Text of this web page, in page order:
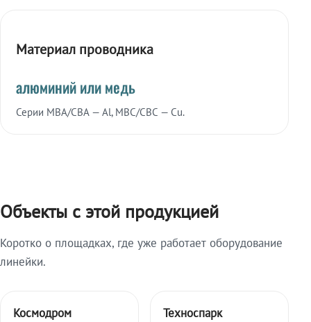
Материал проводника
алюминий или медь
Серии МВА/СВА — Al, МВС/СВС — Cu.
Объекты с этой продукцией
Коротко о площадках, где уже работает оборудование
линейки.
Космодром
Техноспарк